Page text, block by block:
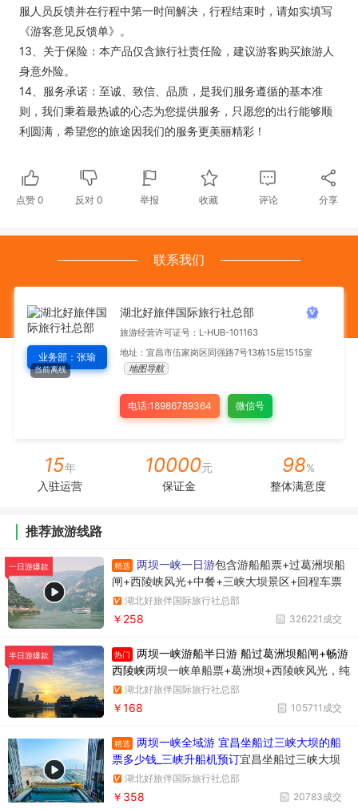
服人员反馈并在行程中第一时间解决，行程结束时，请如实填写
《游客意见反馈单》。
13、关于保险：本产品仅含旅行社责任险，建议游客购买旅游人
身意外险。
14、服务承诺：至诚、致信、品质，是我们服务遵循的基本准
则，我们秉着最热诚的心态为您提供服务，只愿您的出行能够顺
利圆满，希望您的旅途因我们的服务更美丽精彩！
点赞 0 反对0 举报 收藏 评论 分享
联系我们
当前离线
业务部：张瑜
湖北好旅伴国际旅行社总部
旅游经营许可证号：L-HUB-101163
地址：宜昌市伍家岗区同强路7号13栋15层1515室
地图导航
电话:18986789364 微信号
15年
入驻运营
10000元
保证金
98%
整体满意度
推荐旅游线路
一日游爆款 精选 两坝一峡一日游包含游船船票+过葛洲坝船
闸+西陵峡风光+中餐+三峡大坝景区+回程车票
湖北好旅伴国际旅行社总部
326221成交
￥258
半日游爆款 热门
两坝一峡游船半日游 船过葛洲坝船闸+畅游
西陵峡两坝一峡单船票+葛洲坝+西陵峡风光，纯
玩无购物，时间短内容丰富
湖北好旅伴国际旅行社总部
105711成交
￥168
精选
两坝一峡全域游 宜昌坐船过三峡大坝的船
票多少钱_三峡升船机预订宜昌坐船过三峡大坝
升船机一日游358元/人，一天时间坐船过两个
坝，葛洲坝和三峡大坝。
湖北好旅伴国际旅行社总部
20783成交
￥358